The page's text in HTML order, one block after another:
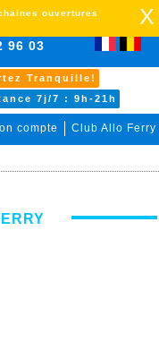
96 03
Tranquille!
7j/7 : 9h-21h
compte Club Allo Ferry
ouvertures
X